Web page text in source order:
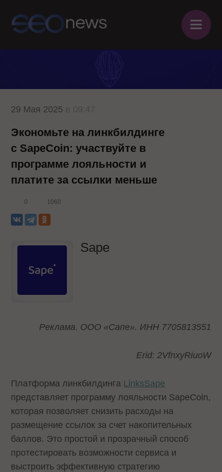
≡
29 Мая 2025
Экономьте на линкбилдинге
с SapeCoin: участвуйте в
программе лояльности и
платите за ссылки меньше
0 1060
Sape
Реклама. ООО «Сапе». ИНН 7705813551
Erid: 2VfnxyRiuoW
Платформа линкбилдинга LinksSape
представляет программу лояльности SapeCoin,
которая позволяет снизить расходы на
размещение ссылок за счет накопительных
баллов. Это простой и прозрачный способ
протестировать возможности сервиса и
выстроить эффективную стратегию